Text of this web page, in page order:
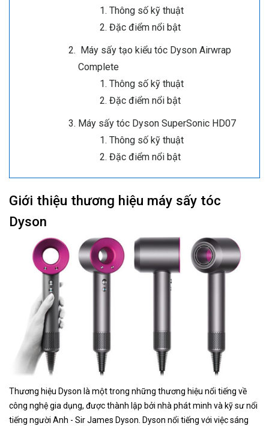
Thông số kỹ thuật
Đặc điểm nổi bật
Máy sấy tạo kiểu tóc Dyson Airwrap
Complete
Thông số kỹ thuật
Đặc điểm nổi bật
Máy sấy tóc Dyson SuperSonic HD07
Thông số kỹ thuật
Đặc điểm nổi bật
Giới thiệu thương hiệu máy sấy tóc
Dyson
Thương hiệu Dyson là một trong những thương hiệu nổi tiếng về
công nghệ gia dụng, được thành lập bởi nhà phát minh và kỹ sư nổi
tiếng người Anh - Sir James Dyson. Dyson nổi tiếng với việc sáng